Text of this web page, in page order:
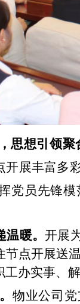
， 思想引领聚
开展丰富多
党员先锋
温暖。开展
节点开展送
工办实事、
。 物业公司